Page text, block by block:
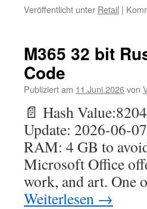
Veröffentlicht unter Retail |
M365 32 bit
Code
Publiziert am 11.Juni.2026von
📄 Hash
Update: 2026-06-
RAM: 4 GB to
Microsoft Office
work, and art. One
Weiterlesen →